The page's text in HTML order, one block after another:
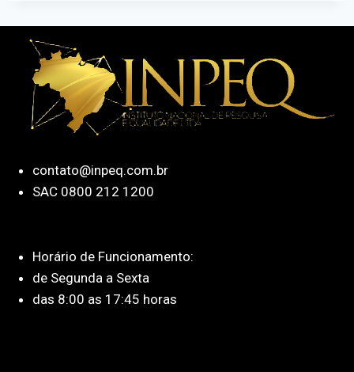
contato@inpeq.com.br
SAC 0800 212 1200
Horário de Funcionamento:
de Segunda a Sexta
das 8:00 as 17:45 horas